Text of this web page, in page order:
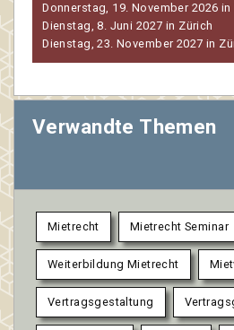
Donnerstag, 19. November 2026 in
Dienstag, 8. Juni 2027 in Zürich
Dienstag, 23. November 2027 in
Verwandte Themen
Mietrecht Mietrecht Seminar
Weiterbildung Mietrecht
Vertragsgestaltung